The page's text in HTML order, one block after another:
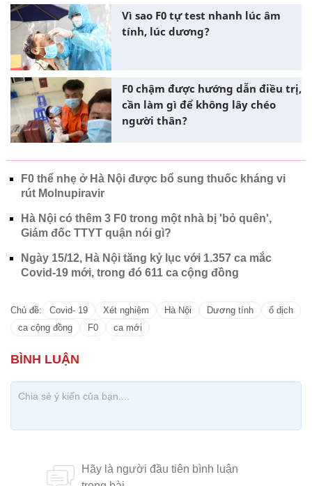
Vì sao F0 tự test nhanh lúc âm
tính, lúc dương?
F0 chậm được hướng dẫn điều trị,
cần làm gì để không lây chéo
người thân?
F0 thể nhẹ ở Hà Nội được bổ sung thuốc kháng vi
rút Molnupiravir
Hà Nội có thêm 3 F0 trong một nhà bị 'bỏ quên',
Giám đốc TTYT quận nói gì?
Ngày 15/12, Hà Nội tăng kỷ lục với 1.357 ca mắc
Covid-19 mới, trong đó 611 ca cộng đồng
Chủ đề: Covid- 19 Xét nghiệm Hà Nội Dương tính
ổ dịch
ca cộng đồng
F0 ca mới